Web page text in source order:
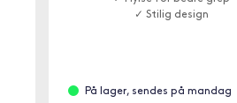
✓ Stilig design
På lager, sendes på mandag